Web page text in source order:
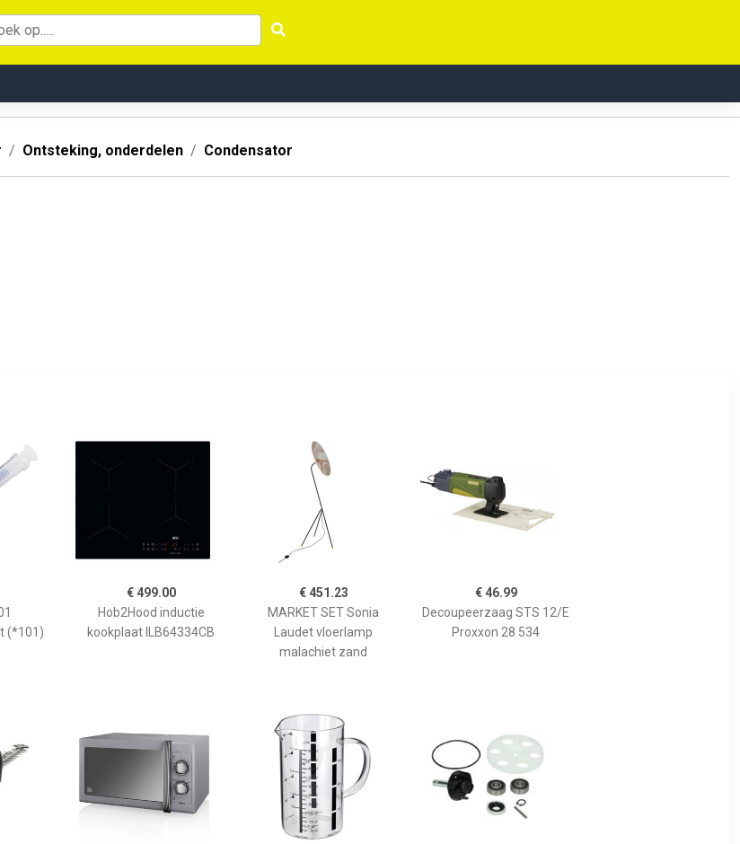
Ontsteking, onderdelen Condensator
(*101)
€ 499.00
Hob2Hood inductie
kookplaat ILB64334CB
€ 451.23
MARKET SET Sonia
Laudet vloerlamp
malachiet zand
€ 46.99
Decoupeerzaag STS 12/E
Proxxon 28 534